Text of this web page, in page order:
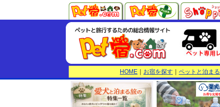
HOME お宿を探す ペットと泊ま